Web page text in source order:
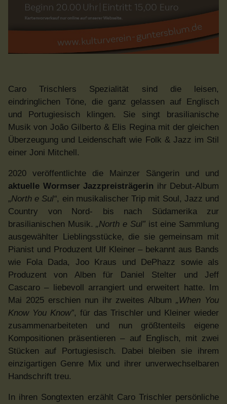
Caro Trischlers Spezialität sind die leisen,
eindringlichen Töne, die ganz gelassen auf Englisch
und Portugiesisch klingen. Sie singt brasilianische
Musik von João Gilberto & Elis Regina mit der gleichen
Überzeugung und Leidenschaft wie Folk & Jazz im Stil
einer Joni Mitchell.
2020 veröffentlichte die Mainzer Sängerin und und
aktuelle Wormser Jazzpreisträgerin ihr Debut-Album
„North e Sul“, ein musikalischer Trip mit Soul, Jazz und
Country von Nord- bis nach Südamerika zur
brasilianischen Musik.„North e Sul” ist eine Sammlung
ausgewählter Lieblingsstücke, die sie gemeinsam mit
Pianist und Produzent Ulf Kleiner – bekannt aus Bands
wie Fola Dada, Joo Kraus und DePhazz sowie als
Produzent von Alben für Daniel Stelter und Jeff
Cascaro – liebevoll arrangiert und erweitert hatte. Im
Mai 2025 erschien nun ihr zweites Album„When You
Know You Know”, für das Trischler und Kleiner wieder
zusammenarbeiteten und nun größtenteils eigene
Kompositionen präsentieren – auf Englisch, mit zwei
Stücken auf Portugiesisch. Dabei bleiben sie ihrem
einzigartigen Genre Mix und ihrer unverwechselbaren
Handschrift treu.
In ihren Songtexten erzählt Caro Trischler persönliche